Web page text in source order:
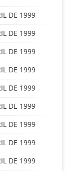
DE 1999
DE 1999
DE 1999
DE 1999
DE 1999
DE 1999
DE 1999
DE 1999
DE 1999